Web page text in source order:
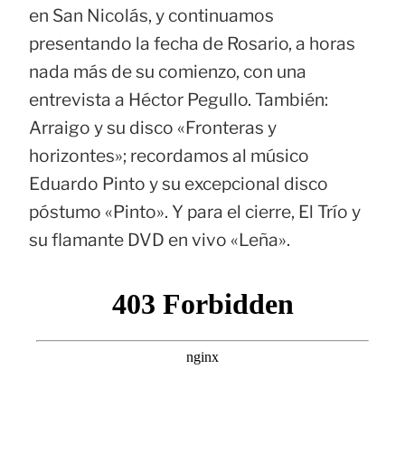
en San Nicolás, y continuamos
presentando la fecha de Rosario, a horas
nada más de su comienzo, con una
entrevista a Héctor Pegullo. También:
Arraigo y su disco «Fronteras y
horizontes»; recordamos al músico
Eduardo Pinto y su excepcional disco
póstumo «Pinto». Y para el cierre, El Trío y
su flamante DVD en vivo «Leña».